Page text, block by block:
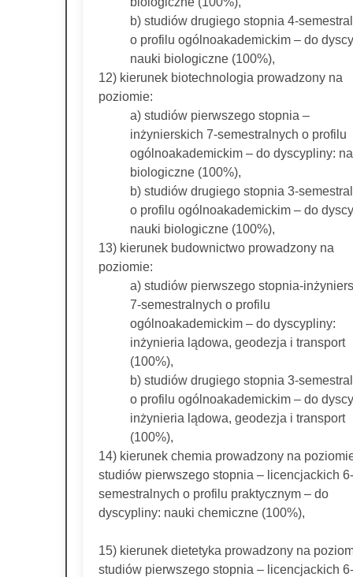
b) studiów drugiego stopnia 4-
o profilu ogólnoakademickim – do
nauki biologiczne (100%),
12) kierunek biotechnologia prowadzony na
poziomie:
a) studiów pierwszego stopnia –
inżynierskich 7-semestralnych o profilu
ogólnoakademickim – do dyscypliny:
biologiczne (100%),
b) studiów drugiego stopnia 3-
o profilu ogólnoakademickim – do
nauki biologiczne (100%),
13) kierunek budownictwo prowadzony na
poziomie:
a) studiów pierwszego stopnia-
7-semestralnych o profilu
ogólnoakademickim – do dyscypliny:
inżynieria lądowa, geodezja i transport
(100%),
b) studiów drugiego stopnia 3-
o profilu ogólnoakademickim – do
inżynieria lądowa, geodezja i transport
(100%),
14) kierunek chemia prowadzony na
studiów pierwszego stopnia – licencjackich 6-
semestralnych o profilu praktycznym – do
dyscypliny: nauki chemiczne (100%),
15) kierunek dietetyka prowadzony na
studiów pierwszego stopnia – licencjackich 6-